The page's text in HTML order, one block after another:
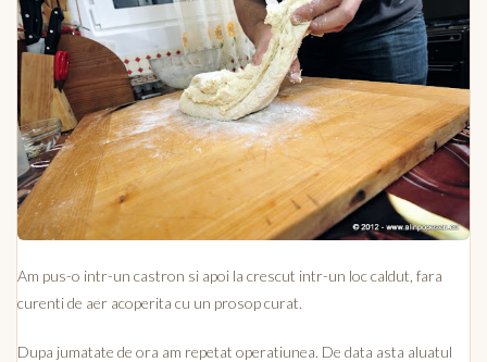
Am pus-o intr-un castron si apoi la crescut intr-un loc caldut, fara
curenti de aer acoperita cu un prosop curat.
Dupa jumatate de ora am repetat operatiunea. De data asta aluatul